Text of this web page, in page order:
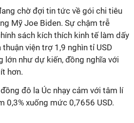
chờ đợi tin tức về gói chi tiêu
Mỹ Joe Biden. Sự chậm trễ
sách kích thích kinh tế làm dấy
viện trợ 1,9 nghìn tỉ USD
lớn như dự kiến, đồng nghĩa với
hơn.
đô la Úc nhạy cảm với tâm lí
0,3% xuống mức 0,7656 USD.